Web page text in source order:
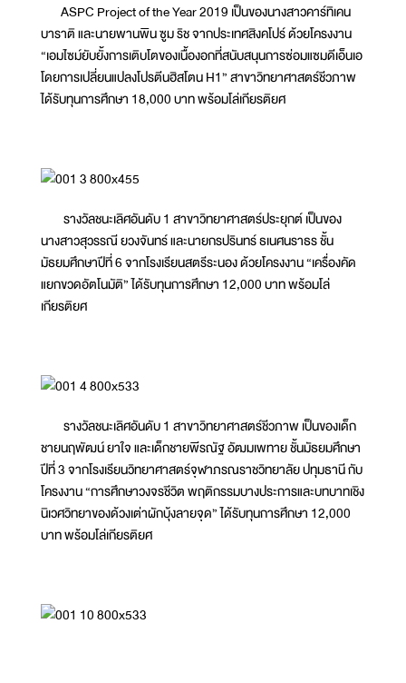
ASPC Project of the Year 2019 เป็นของนางสาวคาร์ทิเคน
บาราติ และนายพานพิน ซูม ริช จากประเทศสิงคโปร์ ด้วยโครงงาน
“เอมไซม์ยับยั้งการเติบโตของเนื้องอกที่สนับสนุนการซ่อมแซมดีเอ็นเอ
โดยการเปลี่ยนแปลงโปรตีนฮิสโตน H1” สาขาวิทยาศาสตร์ชีวภาพ
ได้รับทุนการศึกษา 18,000 บาท พร้อมโล่เกียรติยศ
รางวัลชนะเลิศอันดับ 1 สาขาวิทยาศาสตร์ประยุกต์ เป็นของ
นางสาวสุวรรณี ยวงจันทร์ และนายกรปรินทร์ ธเนศนราธร ชั้น
มัธยมศึกษาปีที่ 6 จากโรงเรียนสตรีระนอง ด้วยโครงงาน “เครื่องคัด
แยกขวดอัตโนมัติ” ได้รับทุนการศึกษา 12,000 บาท พร้อมโล่
เกียรติยศ
รางวัลชนะเลิศอันดับ 1 สาขาวิทยาศาสตร์ชีวภาพ เป็นของเด็ก
ชายนฤพัฒน์ ยาใจ และเด็กชายพีรณัฐ อัฒมเพทาย ชั้นมัธยมศึกษา
ปีที่ 3 จากโรงเรียนวิทยาศาสตร์จุฬาภรณราชวิทยาลัย ปทุมธานี กับ
โครงงาน “การศึกษาวงจรชีวิต พฤติกรรมบางประการและบทบาทเชิง
นิเวศวิทยาของด้วงเต่าผักบุ้งลายจุด” ได้รับทุนการศึกษา 12,000
บาท พร้อมโล่เกียรติยศ